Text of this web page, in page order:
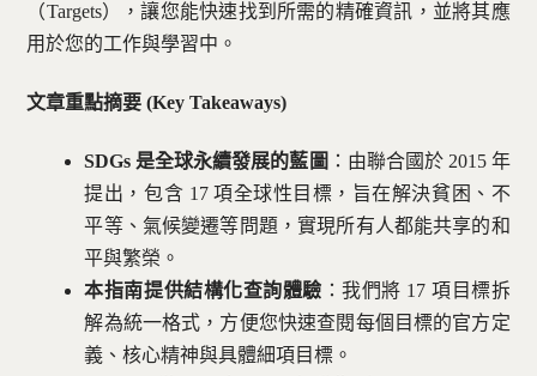
（Targets），讓您能快速找到所需的精確資訊，並將其應
用於您的工作與學習中。
文章重點摘要 (Key Takeaways)
SDGs 是全球永續發展的藍圖 ：由聯合國於 2015 年
提出，包含 17 項全球性目標，旨在解決貧困、不
平等、氣候變遷等問題，實現所有人都能共享的和
平與繁榮。
本指南提供結構化查詢體驗 ：我們將 17 項目標拆
解為統一格式，方便您快速查閱每個目標的官方定
義、核心精神與具體細項目標。